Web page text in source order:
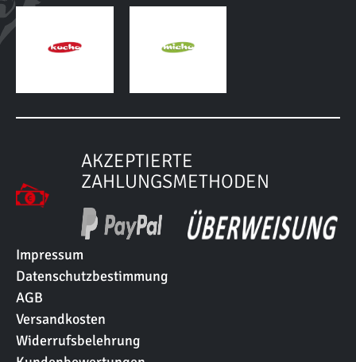
AKZEPTIERTE
ZAHLUNGSMETHODEN
Impressum
Datenschutzbestimmung
AGB
Versandkosten
Widerrufsbelehrung